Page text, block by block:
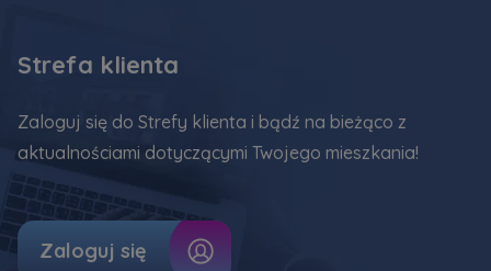
Strefa klienta
Zaloguj się do Strefy klienta i bądź na bieżąco z
aktualnościami dotyczącymi Twojego mieszkania!
Zaloguj się